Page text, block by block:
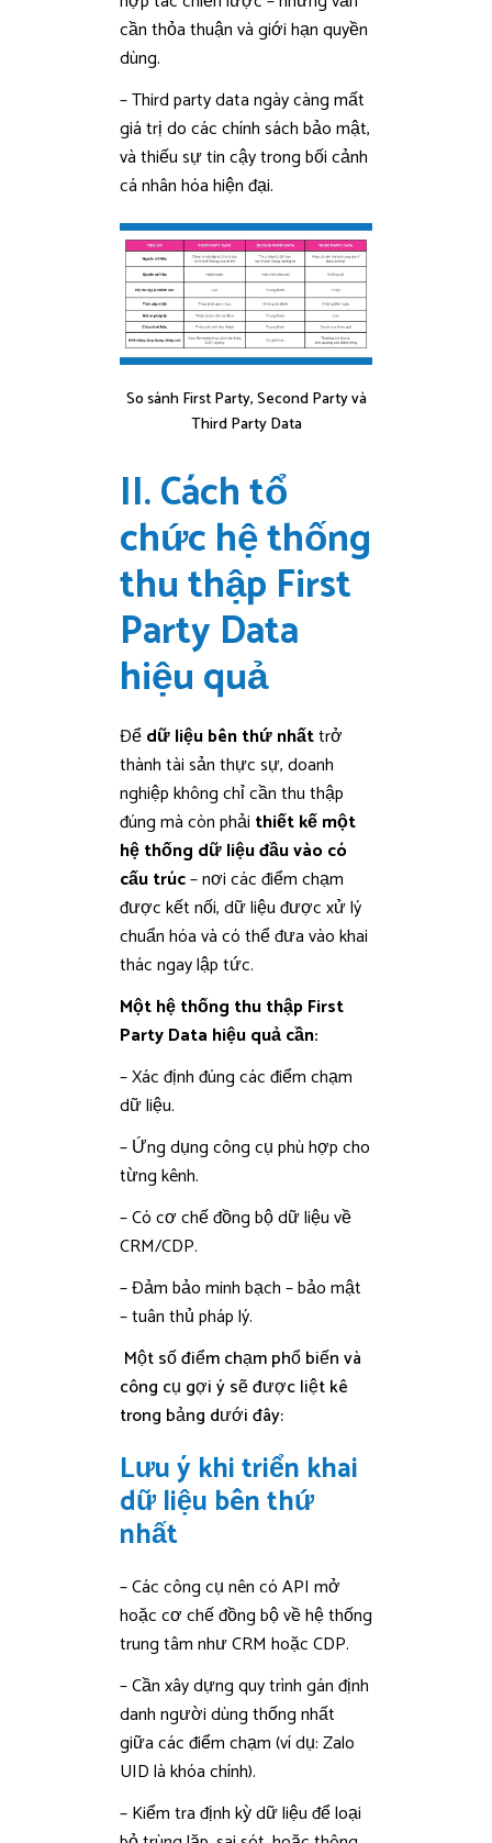
cần thỏa thuận và giới hạn quyền
dùng.
– Third party data ngày càng mất
giá trị do các chính sách bảo mật,
và thiếu sự tin cậy trong bối cảnh
cá nhân hóa hiện đại.
So sánh First Party, Second Party và
Third Party Data
II. Cách tổ
chức hệ thống
thu thập First
Party Data
hiệu quả
Đểdữ liệu bên thứ nhấttrở
thành tài sản thực sự, doanh
nghiệp không chỉ cần thu thập
đúng mà còn phải thiết kế một
hệ thống dữ liệu đầu vào có
cấu trúc– nơi các điểm chạm
được kết nối, dữ liệu được xử lý
chuẩn hóa và có thể đưa vào khai
thác ngay lập tức.
Một hệ thống thu thập First
Party Data hiệu quả cần:
– Xác định đúng các điểm chạm
dữ liệu.
– Ứng dụng công cụ phù hợp cho
từng kênh.
– Có cơ chế đồng bộ dữ liệu về
CRM/CDP.
– Đảm bảo minh bạch – bảo mật
– tuân thủ pháp lý.
Một số điểm chạm phổ biến và
công cụ gợi ý sẽ được liệt kê
trong bảng dưới đây:
Lưu ý khi triển khai
dữ liệu bên thứ
nhất
– Các công cụ nên có API mở
hoặc cơ chế đồng bộ về hệ thống
trung tâm như CRM hoặc CDP.
– Cần xây dựng quy trình gán định
danh người dùng thống nhất
giữa các điểm chạm (ví dụ: Zalo
UID là khóa chính).
– Kiểm tra định kỳ dữ liệu để loại